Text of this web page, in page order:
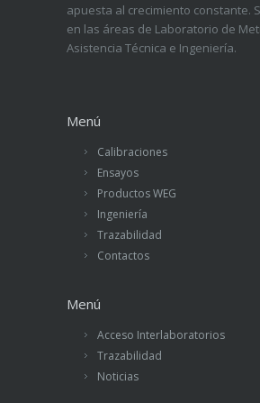
apuesta al crecimiento constante.
en las áreas de Laboratorio de
Asistencia Técnica e Ingeniería.
Menú
Calibraciones
Ensayos
Productos WEG
Ingeniería
Trazabilidad
Contactos
Menú
Acceso Interlaboratorios
Trazabilidad
Noticias